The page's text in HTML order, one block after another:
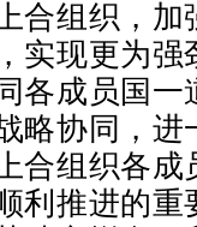
合组织，
实现更为
各成员国
略协同，
合组织各
利推进的